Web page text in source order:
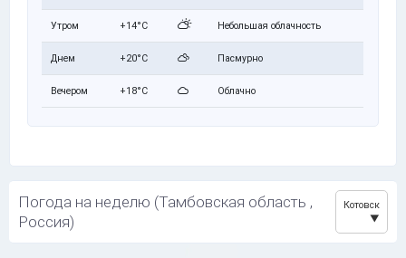
Утром +14°C Небольшая облачность
Днем +20°C Пасмурно
Вечером +18°C Облачно
Погода на неделю (Тамбовская область ,
Россия)
Котовск